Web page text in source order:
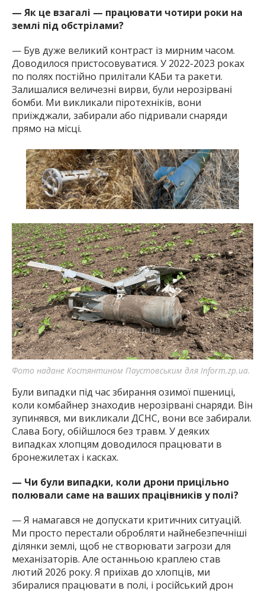
— Як це взагалі — працювати чотири роки на
землі під обстрілами?
— Був дуже великий контраст із мирним часом.
Доводилося пристосовуватися. У 2022-2023 роках
по полях постійно прилітали КАБи та ракети.
Залишалися величезні вирви, були нерозірвані
бомби. Ми викликали піротехніків, вони
приїжджали, забирали або підривали снаряди
прямо на місці.
Фото надане Костянтином Паустовським для Inform.zp.ua.
Були випадки під час збирання озимої пшениці,
коли комбайнер знаходив нерозірвані снаряди. Він
зупинявся, ми викликали ДСНС, вони все забирали.
Слава Богу, обійшлося без травм. У деяких
випадках хлопцям доводилося працювати в
бронежилетах і касках.
— Чи були випадки, коли дрони прицільно
полювали саме на ваших працівників у полі?
— Я намагався не допускати критичних ситуацій.
Ми просто перестали обробляти найнебезпечніші
ділянки землі, щоб не створювати загрози для
механізаторів. Але останньою краплею став
лютий 2026 року. Я приїхав до хлопців, ми
збиралися працювати в полі, і російський дрон